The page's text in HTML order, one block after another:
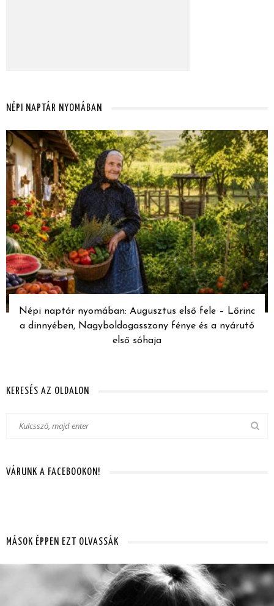
NÉPI NAPTÁR NYOMÁBAN
Népi naptár nyomában: Augusztus első fele – Lőrinc
a dinnyében, Nagyboldogasszony fénye és a nyárutó
első sóhaja
KERESÉS AZ OLDALON
VÁRUNK A FACEBOOKON!
MÁSOK ÉPPEN EZT OLVASSÁK